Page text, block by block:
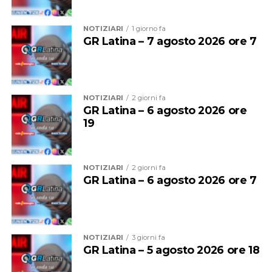
Audio
Player
00:00
Per il sindacalista, che martedì sedeva al tavolo con
altre due sigle, Cgil e Uil, ci sono due motivi
fondamentali: “Se non si revoca la procedura o si chiude
con un esito positivo la procedura di licenziamento
collettivo, diventa un problema assumere, e qui serve
assumere. Inoltre, se non si fanno interventi usando, in
attesa delle risorse della Regione Lazio, i ricavi da
traffico che sono in positivo e sono aumentati negli
NOTIZIARI 1 giorno fa
GR Latina – 7 agosto 2026 ore 7
NOTIZIARI 2 giorni fa
GR Latina – 6 agosto 2026 ore
19
NOTIZIARI 2 giorni fa
GR Latina – 6 agosto 2026 ore 7
NOTIZIARI 3 giorni fa
GR Latina – 5 agosto 2026 ore 18